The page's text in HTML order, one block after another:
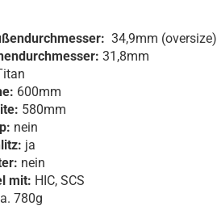
34,9mm (oversize)
31,8mm
600mm
580mm
nein
ja
nein
mit: HIC, SCS
780g